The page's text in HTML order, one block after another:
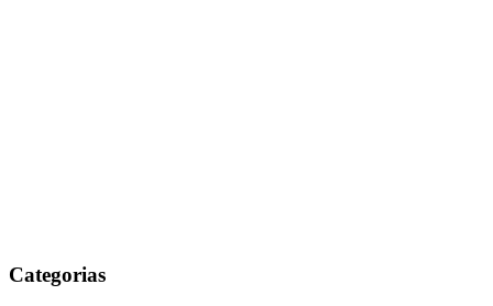
Categorias